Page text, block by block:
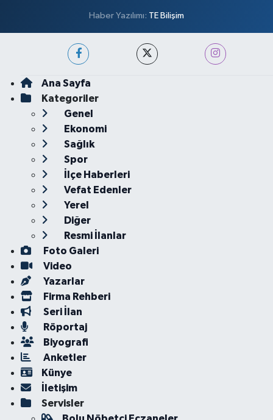
Haber Yazılımı: TE Bilişim
Ana Sayfa
Kategoriler
Genel
Ekonomi
Sağlık
Spor
İlçe Haberleri
Vefat Edenler
Yerel
Diğer
Resmi İlanlar
Foto Galeri
Video
Yazarlar
Firma Rehberi
Seri İlan
Röportaj
Biyografi
Anketler
Künye
İletişim
Servisler